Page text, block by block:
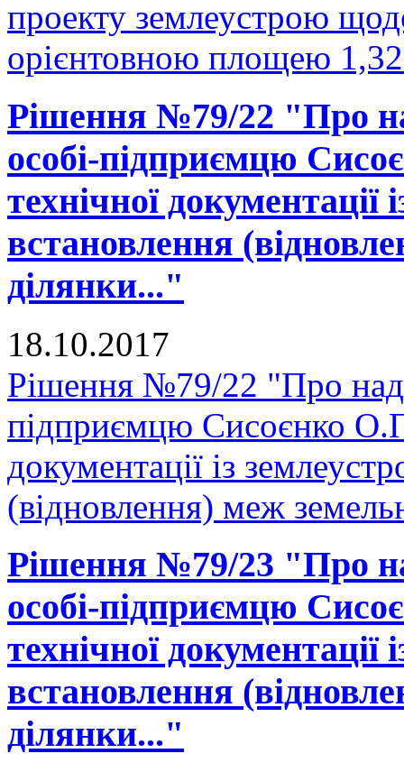
проекту землеустрою
орієнтовною площею
Рішення №79/22 "Про
особі-підприємцю
технічної
встановлення
ділянки..."
18.10.2017
Рішення №79/22 "Про
підприємцю Сисоєнко
документації із
(відновлення) меж
Рішення №79/23 "Про
особі-підприємцю
технічної
встановлення
ділянки..."